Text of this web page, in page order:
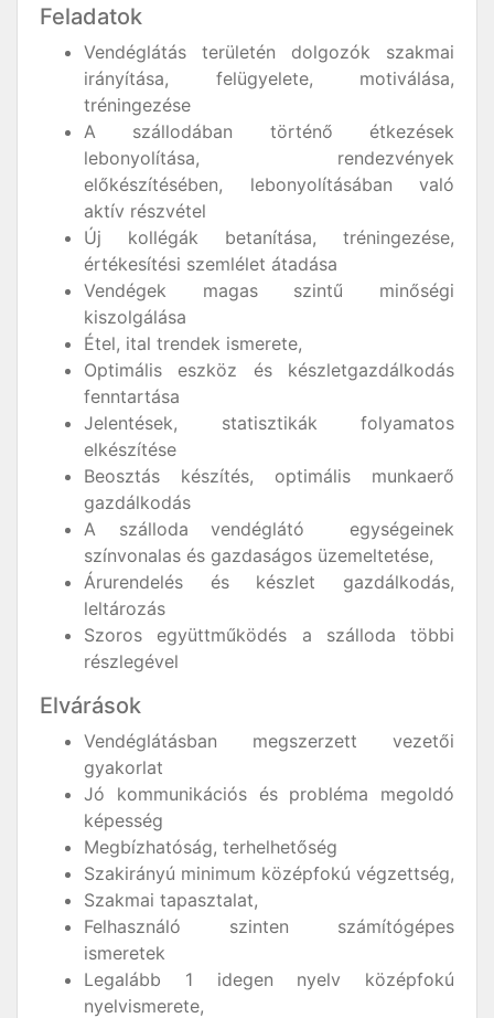
Feladatok
Vendéglátás területén dolgozók szakmai
irányítása, felügyelete, motiválása,
tréningezése
A szállodában történő étkezések
lebonyolítása, rendezvények
előkészítésében, lebonyolításában való
aktív részvétel
Új kollégák betanítása, tréningezése,
értékesítési szemlélet átadása
Vendégek magas szintű minőségi
kiszolgálása
Étel, ital trendek ismerete,
Optimális eszköz és készletgazdálkodás
fenntartása
Jelentések, statisztikák folyamatos
elkészítése
Beosztás készítés, optimális munkaerő
gazdálkodás
A szálloda vendéglátó egységeinek
színvonalas és gazdaságos üzemeltetése,
Árurendelés és készlet gazdálkodás,
leltározás
Szoros együttműködés a szálloda többi
részlegével
Elvárások
Vendéglátásban megszerzett vezetői
gyakorlat
Jó kommunikációs és probléma megoldó
képesség
Megbízhatóság, terhelhetőség
Szakirányú minimum középfokú végzettség,
Szakmai tapasztalat,
Felhasználó szinten számítógépes
ismeretek
Legalább 1 idegen nyelv középfokú
nyelvismerete,